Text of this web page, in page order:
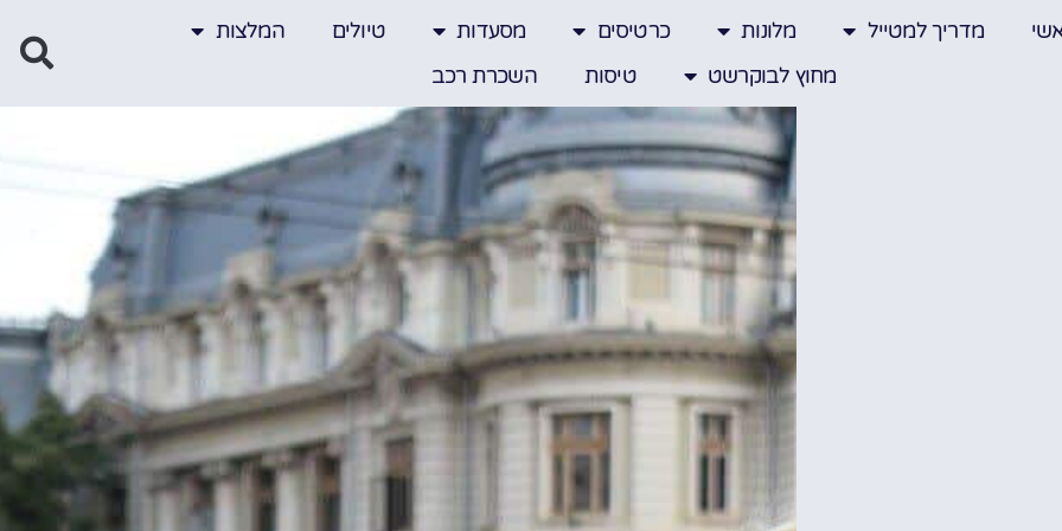
מדריך למטייל מלונות כרטיסים מסעדות טיולים
המלצות
מחוץ לבוקרשט
טיסות השכרת רכב